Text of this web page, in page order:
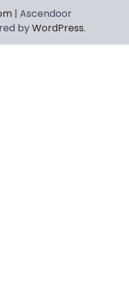
| Ascendoor
byWordPress.